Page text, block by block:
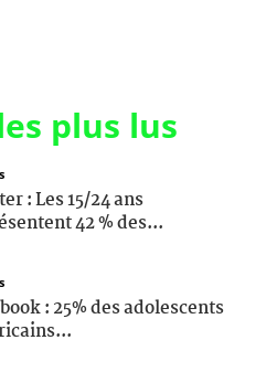
plus lus
: Les 15/24 ans
42 % des...
: 25% des adolescents